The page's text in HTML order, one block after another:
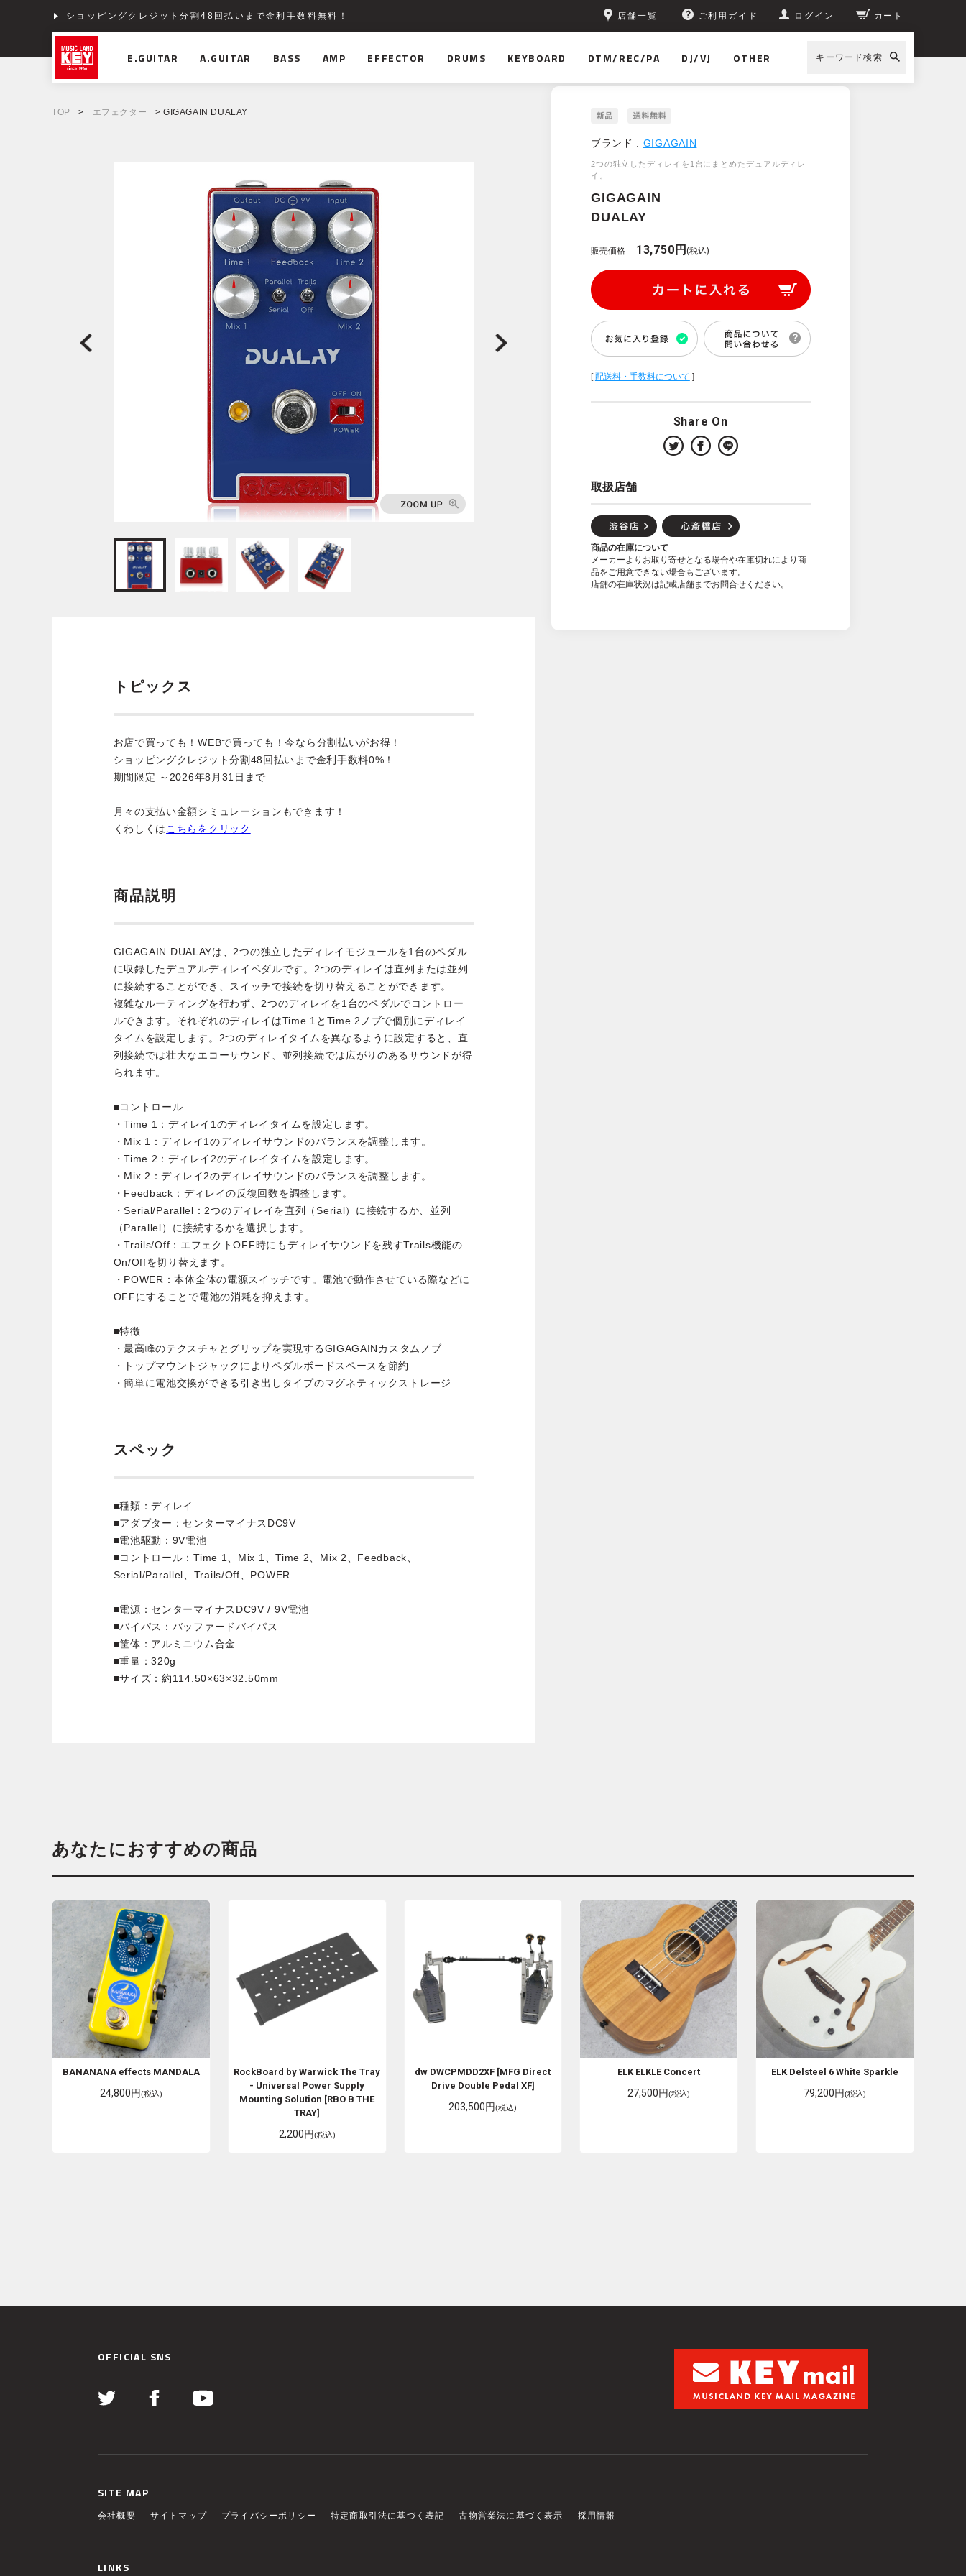
ショッピングクレジット分割48回払いまで金利手数料無料！ 店舗一覧 ご利用ガイド ログイン カート
E.GUITAR A.GUITAR BASS AMP EFFECTOR DRUMS KEYBOARD DTM/REC/PA DJ/VJ OTHER キーワード検索
TOP > エフェクター > GIGAGAIN DUALAY
ブランド : GIGAGAIN
2つの独立したディレイを1台にまとめたデュアルディレ
イ。
GIGAGAIN
DUALAY
販売価格 13,750円(税込)
[配送料・手数料について ]
Share On
取扱店舗
商品の在庫について
メーカーよりお取り寄せとなる場合や在庫切れにより商
品をご用意できない場合もございます。
店舗の在庫状況は記載店舗までお問合せください。
トピックス
お店で買っても！WEBで買っても！今なら分割払いがお得！
ショッピングクレジット分割48回払いまで金利手数料0%！
期間限定 ～2026年8月31日まで
月々の支払い金額シミュレーションもできます！
くわしくは こちらをクリック
商品説明
GIGAGAIN DUALAYは、2つの独立したディレイモジュールを1台のペダル
に収録したデュアルディレイペダルです。2つのディレイは直列または並列
に接続することができ、スイッチで接続を切り替えることができます。
複雑なルーティングを行わず、2つのディレイを1台のペダルでコントロー
ルできます。それぞれのディレイはTime 1とTime 2ノブで個別にディレイ
タイムを設定します。2つのディレイタイムを異なるように設定すると、直
列接続では壮大なエコーサウンド、並列接続では広がりのあるサウンドが得
られます。
■コントロール
・Time 1：ディレイ1のディレイタイムを設定します。
・Mix 1：ディレイ1のディレイサウンドのバランスを調整します。
・Time 2：ディレイ2のディレイタイムを設定します。
・Mix 2：ディレイ2のディレイサウンドのバランスを調整します。
・Feedback：ディレイの反復回数を調整します。
・Serial/Parallel：2つのディレイを直列（Serial）に接続するか、並列
（Parallel）に接続するかを選択します。
・Trails/Off：エフェクトOFF時にもディレイサウンドを残すTrails機能の
On/Offを切り替えます。
・POWER：本体全体の電源スイッチです。電池で動作させている際などに
OFFにすることで電池の消耗を抑えます。
■特徴
・最高峰のテクスチャとグリップを実現するGIGAGAINカスタムノブ
・トップマウントジャックによりペダルボードスペースを節約
・簡単に電池交換ができる引き出しタイプのマグネティックストレージ
スペック
■種類：ディレイ
■アダプター：センターマイナスDC9V
■電池駆動：9V電池
■コントロール：Time 1、Mix 1、Time 2、Mix 2、Feedback、
Serial/Parallel、Trails/Off、POWER
■電源：センターマイナスDC9V / 9V電池
■バイパス：バッファードバイパス
■筐体：アルミニウム合金
■重量：320g
■サイズ：約114.50×63×32.50mm
あなたにおすすめの商品
BANANANA effects MANDALA
24,800円(税込)
RockBoard by WarwickThe Tray
- Universal Power Supply
Mounting Solution [RBO B THE
TRAY]
2,200円(税込)
dw DWCPMDD2XF [MFG Direct
Drive Double Pedal XF]
203,500円(税込)
ELK ELKLE Concert
27,500円(税込)
ELK Delsteel 6 White Sparkle
79,200円(税込)
OFFICIAL SNS
SITE MAP
会社概要 サイトマップ プライバシーポリシー 特定商取引法に基づく表記 古物営業法に基づく表示 採用情報
LINKS